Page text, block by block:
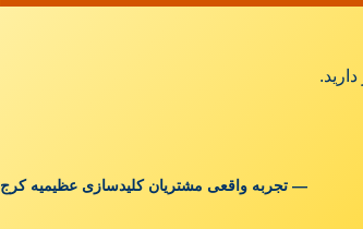
دارید.
— تجربه واقعی مشتریان کلیدسازی عظیمیه کرج